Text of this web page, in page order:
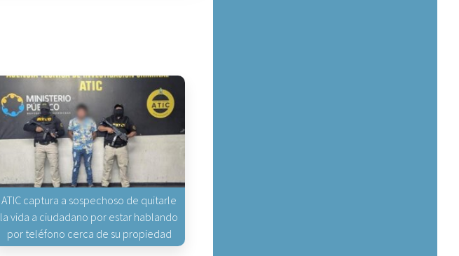
ATIC captura a sospechoso de quitarle
la vida a ciudadano por estar hablando
por teléfono cerca de su propiedad